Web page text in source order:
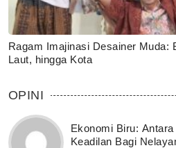
Ragam Imajinasi Desainer Muda:
Laut, hingga Kota
OPINI
Ekonomi Biru:
Keadilan Bagi